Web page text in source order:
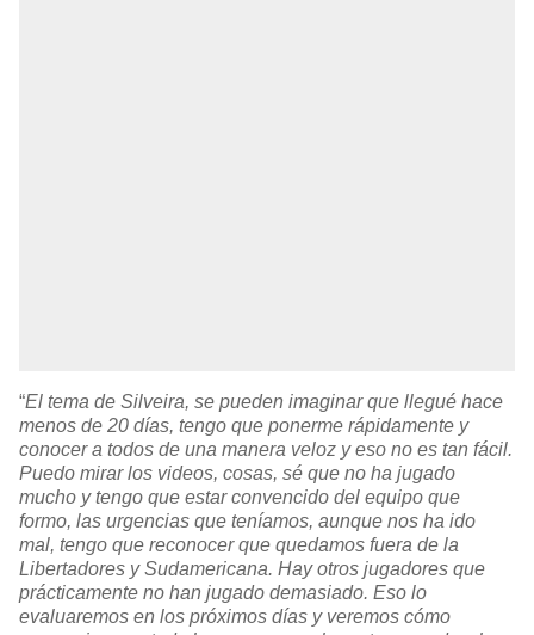
“El tema de Silveira, se pueden imaginar que llegué hace
menos de 20 días, tengo que ponerme rápidamente y
conocer a todos de una manera veloz y eso no es tan fácil.
Puedo mirar los videos, cosas, sé que no ha jugado
mucho y tengo que estar convencido del equipo que
formo, las urgencias que teníamos, aunque nos ha ido
mal, tengo que reconocer que quedamos fuera de la
Libertadores y Sudamericana. Hay otros jugadores que
prácticamente no han jugado demasiado. Eso lo
evaluaremos en los próximos días y veremos cómo